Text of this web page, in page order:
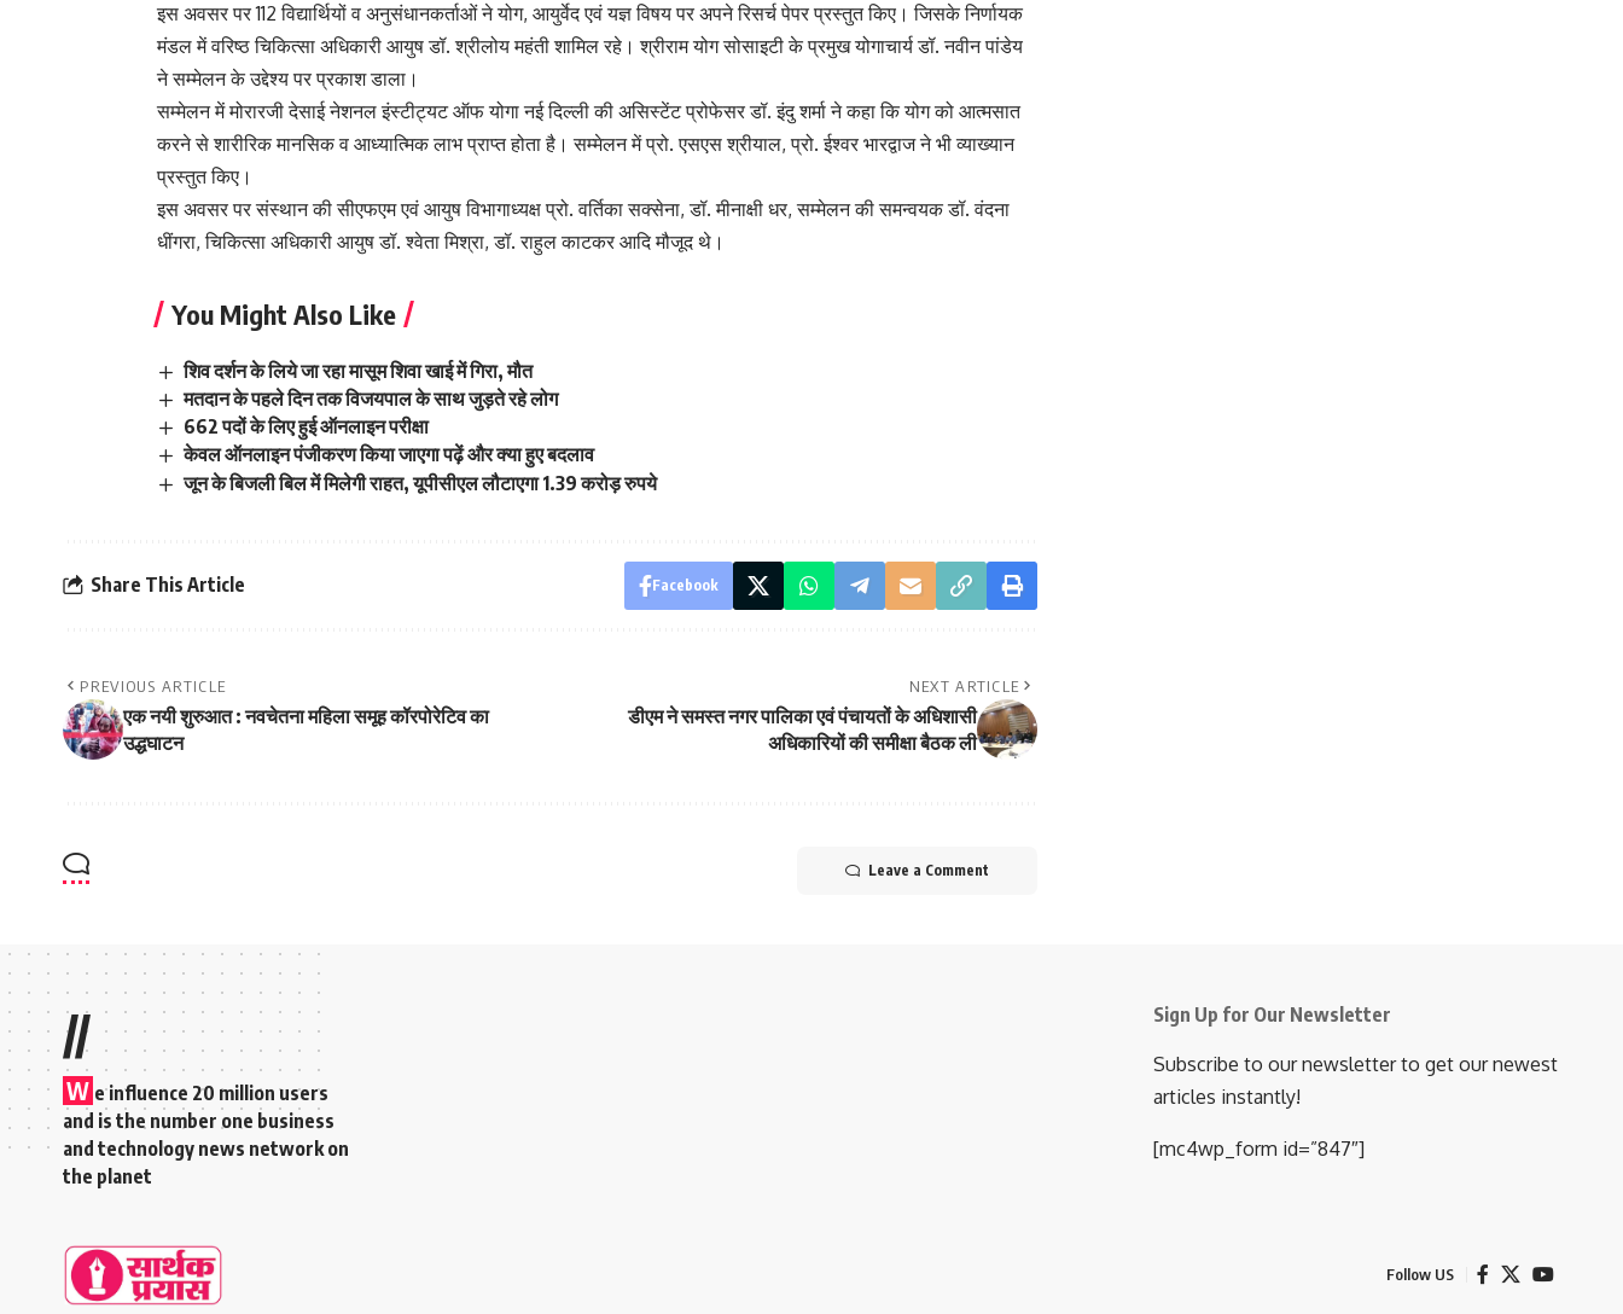
इस अवसर पर 112 विद्यार्थियों व अनुसंधानकर्ताओं ने योग, आयुर्वेद एवं यज्ञ विषय पर अपने रिसर्च पेपर प्रस्तुत किए। जिसके निर्णायक
मंडल में वरिष्ठ चिकित्सा अधिकारी आयुष डॉ. श्रीलोय महंती शामिल रहे। श्रीराम योग सोसाइटी के प्रमुख योगाचार्य डॉ. नवीन पांडेय
ने सम्मेलन के उद्देश्य पर प्रकाश डाला।
सम्मेलन में मोरारजी देसाई नेशनल इंस्टीट्यट ऑफ योगा नई दिल्ली की असिस्टेंट प्रोफेसर डॉ. इंदु शर्मा ने कहा कि योग को आत्मसात
करने से शारीरिक मानसिक व आध्यात्मिक लाभ प्राप्त होता है। सम्मेलन में प्रो. एसएस श्रीयाल, प्रो. ईश्वर भारद्वाज ने भी व्याख्यान
प्रस्तुत किए।
इस अवसर पर संस्थान की सीएफएम एवं आयुष विभागाध्यक्ष प्रो. वर्तिका सक्सेना, डॉ. मीनाक्षी धर, सम्मेलन की समन्वयक डॉ. वंदना
धींगरा, चिकित्सा अधिकारी आयुष डॉ. श्वेता मिश्रा, डॉ. राहुल काटकर आदि मौजूद थे।
You Might Also Like
शिव दर्शन के लिये जा रहा मासूम शिवा खाई में गिरा, मौत
मतदान के पहले दिन तक विजयपाल के साथ जुड़ते रहे लोग
662 पदों के लिए हुई ऑनलाइन परीक्षा
केवल ऑनलाइन पंजीकरण किया जाएगा पढ़ें और क्या हुए बदलाव
जून के बिजली बिल में मिलेगी राहत, यूपीसीएल लौटाएगा 1.39 करोड़ रुपये
Share This Article Facebook
PREVIOUS ARTICLE
एक नयी शुरुआत : नवचेतना महिला समूह कॉरपोरेटिव का
उद्धघाटन
NEXT ARTICLE
डीएम ने समस्त नगर पालिका एवं पंचायतों के अधिशासी
अधिकारियों की समीक्षा बैठक ली
Leave a Comment
//
W e influence 20 million users
and is the number one business
and technology news network on
the planet
Sign Up for Our Newsletter
Subscribe to our newsletter to get our newest
articles instantly!
[mc4wp_form id=”847″]
Follow US